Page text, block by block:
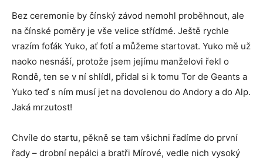
Bez ceremonie by čínský závod nemohl proběhnout, ale
na čínské poměry je vše velice střídmé. Ještě rychle
vrazím foťák Yuko, ať fotí a můžeme startovat. Yuko mě už
naoko nesnáší, protože jsem jejímu manželovi řekl o
Rondě, ten se v ní shlídl, přidal si k tomu Tor de Geants a
Yuko teď s ním musí jet na dovolenou do Andory a do Alp.
Jaká mrzutost!
Chvíle do startu, pěkně se tam všichni řadíme do první
řady – drobní nepálci a bratři Mírové, vedle nich vysoký